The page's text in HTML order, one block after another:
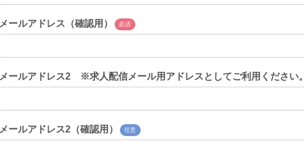
メールアドレス（確認用） 必須
メールアドレス2 ※求人配信メール用アドレスとしてご利用ください
メールアドレス2（確認用） 任意